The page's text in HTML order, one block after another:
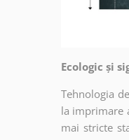
Ecologic și
Tehnologia
la imprimare
mai stricte